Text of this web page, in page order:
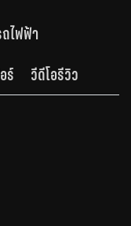
ไฟฟ้า
ร์ วีดีโอรีวิว